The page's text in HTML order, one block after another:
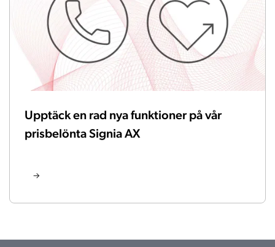
Upptäck en rad nya funktioner på vår
prisbelönta Signia AX